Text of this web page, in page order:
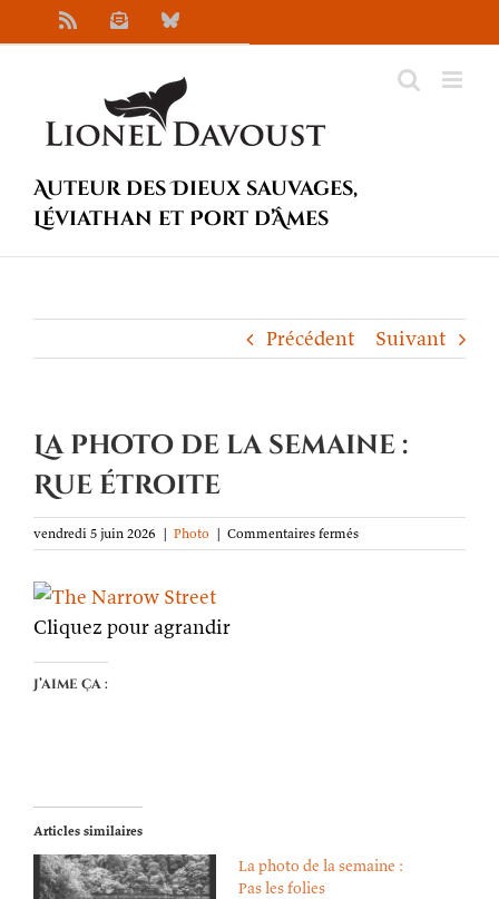
au
NewsletterBluesky
Auteur des Dieux sauvages,
Léviathan et Port d’Âmes
Précédent Suivant
La photo de la semaine :
Rue étroite
vendredi 5 juin 2026 | Photo | Commentaires ferméssur
La
Cliquez pour agrandir
J’aime ça :
Articles similaires
La photo de la semaine :
Pas les folies